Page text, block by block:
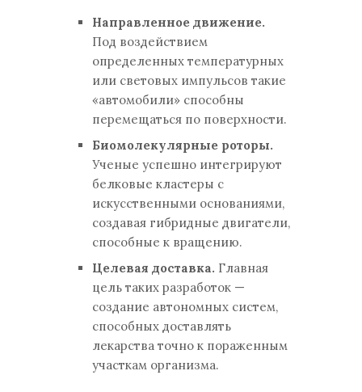
Направленное движение.
Под воздействием
определенных температурных
или световых импульсов такие
«автомобили» способны
перемещаться по поверхности.
Биомолекулярные роторы.
Ученые успешно интегрируют
белковые кластеры с
искусственными основаниями,
создавая гибридные двигатели,
способные к вращению.
Целевая доставка. Главная
цель таких разработок —
создание автономных систем,
способных доставлять
лекарства точно к пораженным
участкам организма.